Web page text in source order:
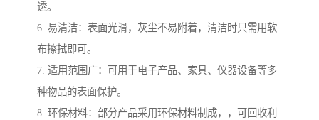
透。
6. 易清洁：表面光滑，灰尘不易附着，清洁时只需用软
布擦拭即可。
7. 适用范围广：可用于电子产品、家具、仪器设备等多
种物品的表面保护。
8. 环保材料：部分产品采用环保材料制成，，可回收利